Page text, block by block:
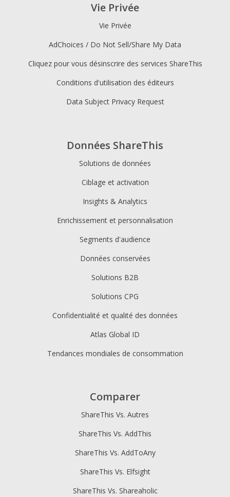
Données ShareThis
Solutions de données
Ciblage et activation
Insights & Analytics
Enrichissement et personnalisation
Segments d'audience
Données conservées
Solutions B2B
Solutions CPG
Confidentialité et qualité des données
Atlas Global ID
Tendances mondiales de consommation
Vie Privée
Vie Privée
AdChoices / Do Not Sell/Share My Data
Cliquez pour vous désinscrire des services ShareThis
Conditions d'utilisation des éditeurs
Data Subject Privacy Request
Comparer
ShareThis Vs. Autres
ShareThis Vs. AddThis
ShareThis Vs. AddToAny
ShareThis Vs. Elfsight
ShareThis Vs. Shareaholic